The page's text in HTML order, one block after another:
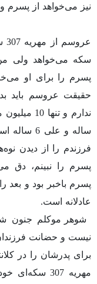
نیز می‌خواهد از پسرم
حقیقت عروسم باید
ساله و
فرزندم را از دیدن
پسرم را نبینم، دق
پسرم باخبر بود و بعد
عادلانه است.
شوهر موکلم جنون
نیست و حضانت فرزندان
مهریه 307